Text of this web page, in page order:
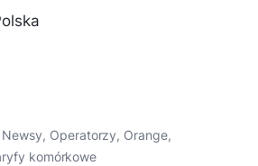
Newsy, Operatorzy, Orange,
komórkowe